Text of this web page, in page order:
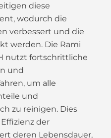
diese
wodurch die
verbessert und die
werden. Die Rami
nutzt fortschrittliche
und
um alle
und
zu reinigen. Dies
der
deren Lebensdauer,